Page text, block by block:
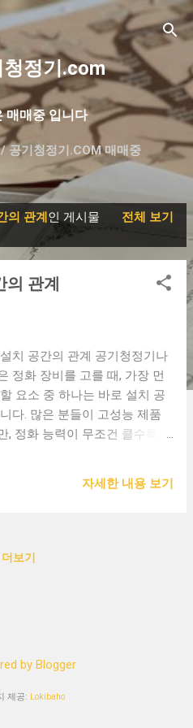
로 건너뛰기
정기.com
매매중 입니다
공기청정기.COM 매매중
한글 도메인 매매- 대방출
의 관계인 게시물
전체 보기
의 관계
치 공간의 관계 공기청정기나
정화 장비를 고를 때, 가장 먼
요소 중 하나는 바로 설치 공
다. 많은 분들이 고성능 제품
, 정화 능력이 무조건 클수록
정화 능력은 흔히 CADR (Clean
있는지를 수치로 보여주는 기
나 원룸에 너무 고성능의 제품
자세한 내용 보기
더보기
by Blogger
제공: Lokibaho